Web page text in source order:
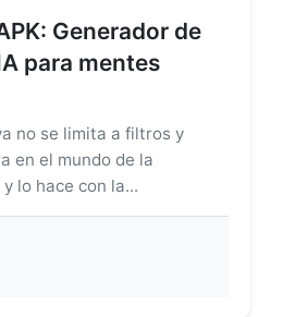
Generador de
para mentes
no se limita a filtros y
en el mundo de la
lo hace con la...
APK: Generador de historias con